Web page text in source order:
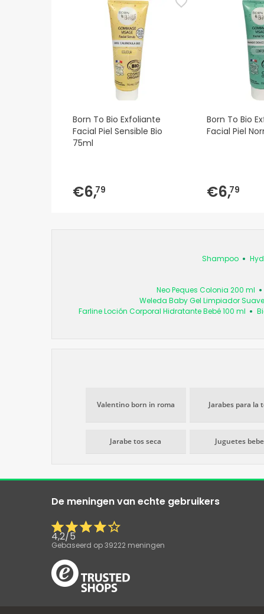
Born To Bio Exfoliante
Facial Piel Sensible Bio
75ml
€6,79
Born To Bio
Facial Piel
€6,79
Shampoo
Neo Peques Colonia 200 ml
Weleda Baby Gel Limpiador
Farline Loción Corporal Hidratante Bebé 100 ml
Valentino born in roma Jarabes para la
Jarabe tos seca Juguetes bebe
De meningen van echte gebruikers
4,2/5
Gebaseerd op39222 meningen